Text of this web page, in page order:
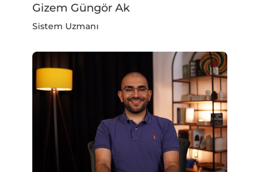
Gizem Güngör Ak
Sistem Uzmanı